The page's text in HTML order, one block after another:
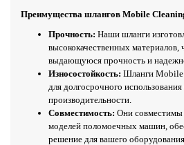
Преимущества шлангов Mobile
Прочность: Наши шланги
высококачественных материалов,
выдающуюся прочность и
Износостойкость: Шланги Mobile
для долгосрочного
производительности.
Совместимость: Они
моделей поломоечных машин,
решение для вашего